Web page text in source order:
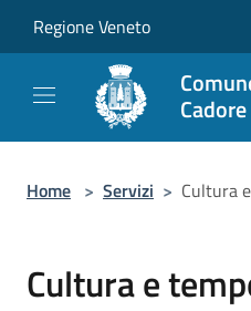
Regione Veneto
Cadore
Home > Servizi > Cultura
Cultura e